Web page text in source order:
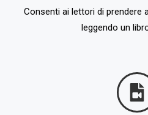
Consenti ai lettori di prendere
leggendo un